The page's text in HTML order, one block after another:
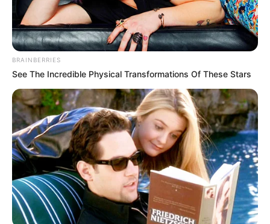
BRAINBERRIES
See The Incredible Physical Transformations Of These Stars